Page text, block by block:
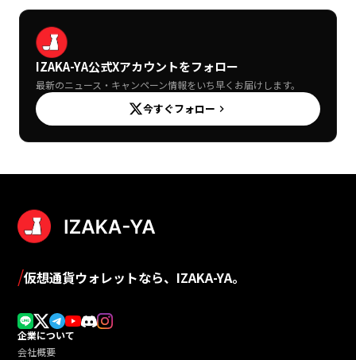
IZAKA-YA公式Xアカウントをフォロー
最新のニュース・キャンペーン情報をいち早くお届けします。
今すぐフォロー keyboard_arrow_right
/仮想通貨ウォレットなら、IZAKA-YA。
企業について
会社概要